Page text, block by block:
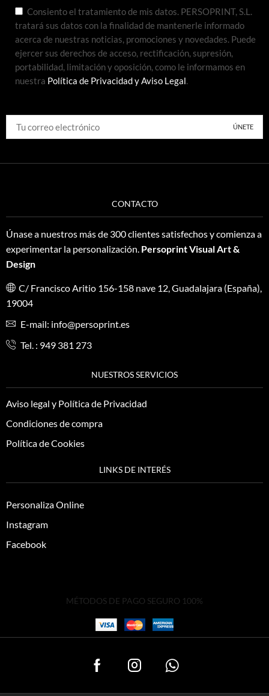
Consiento el tratamiento de mis datos. PERSOPRINT, S.L.
tratará sus datos con la finalidad de mantenerle informado
acerca de nuestras noticias, promociones y novedades. Puede
ejercer sus derechos de acceso, rectificación, supresión,
portabilidad, limitación y oposición, como le informamos en
nuestra Política de Privacidad y Aviso Legal
CONTACTO
Únase a nuestros más de 300 clientes satisfechos y comienza a
experimentar la personalización. Persoprint Visual Art &
Design
C/ Francisco Aritio 156-158 nave 12, Guadalajara (España),
19004
E-mail: info@persoprint.es
Tel. : 949 381 273
NUESTROS SERVICIOS
Aviso legal y Política de Privacidad
Condiciones de compra
Política de Cookies
LINKS DE INTERÉS
Personaliza Online
Instagram
Facebook
MÉTODOS DE PAGO SEGURO 100%